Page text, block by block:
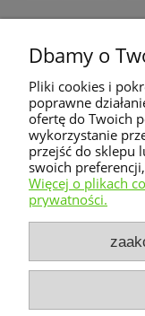
Czas i
Koszty dostawy
zakupionego w
etapie składania
zamówienia
jaką należy uiścić,
zrealizowane.
Dbamy o
Pliki cookies i
poprawne
ofertę do Twoich
wykorzystanie
przejść do sklepu
swoich
Więcej o plikach
prywatności.